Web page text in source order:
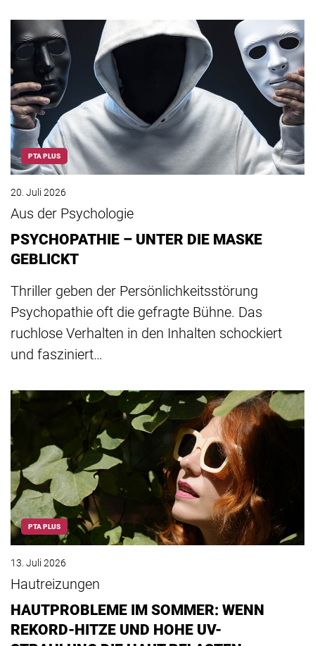
PTA PLUS
20. Juli 2026
Aus der Psychologie
PSYCHOPATHIE – UNTER DIE MASKE
GEBLICKT
Thriller geben der Persönlichkeitsstörung
Psychopathie oft die gefragte Bühne. Das
ruchlose Verhalten in den Inhalten schockiert
und fasziniert…
PTA PLUS
13. Juli 2026
Hautreizungen
HAUTPROBLEME IM SOMMER: WENN
REKORD-HITZE UND HOHE UV-